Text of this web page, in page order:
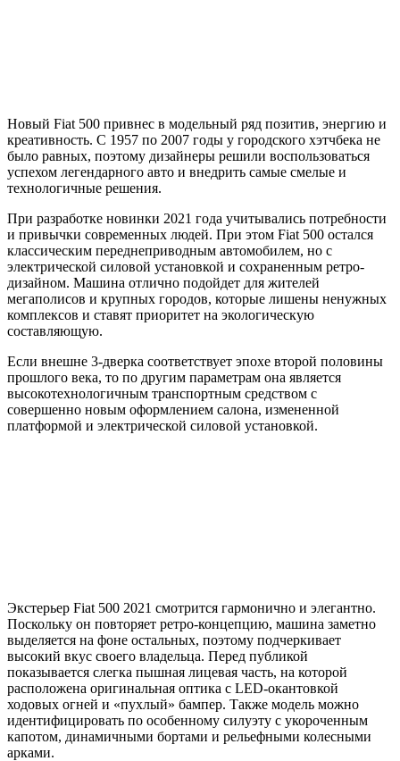
Новый Fiat 500 привнес в модельный ряд позитив, энергию и
креативность. С 1957 по 2007 годы у городского хэтчбека не
было равных, поэтому дизайнеры решили воспользоваться
успехом легендарного авто и внедрить самые смелые и
технологичные решения.
При разработке новинки 2021 года учитывались потребности
и привычки современных людей. При этом Fiat 500 остался
классическим переднеприводным автомобилем, но с
электрической силовой установкой и сохраненным ретро-
дизайном. Машина отлично подойдет для жителей
мегаполисов и крупных городов, которые лишены ненужных
комплексов и ставят приоритет на экологическую
составляющую.
Если внешне 3-дверка соответствует эпохе второй половины
прошлого века, то по другим параметрам она является
высокотехнологичным транспортным средством с
совершенно новым оформлением салона, измененной
платформой и электрической силовой установкой.
Экстерьер Fiat 500 2021 смотрится гармонично и элегантно.
Поскольку он повторяет ретро-концепцию, машина заметно
выделяется на фоне остальных, поэтому подчеркивает
высокий вкус своего владельца. Перед публикой
показывается слегка пышная лицевая часть, на которой
расположена оригинальная оптика с LED-окантовкой
ходовых огней и «пухлый» бампер. Также модель можно
идентифицировать по особенному силуэту с укороченным
капотом, динамичными бортами и рельефными колесными
арками.